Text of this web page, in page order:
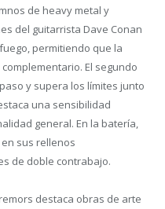
de heavy metal y
del guitarrista Dave Conan
permitiendo que la
El segundo
y supera los límites junto
una sensibilidad
general. En la batería,
sus rellenos
de doble contrabajo.
destaca obras de arte